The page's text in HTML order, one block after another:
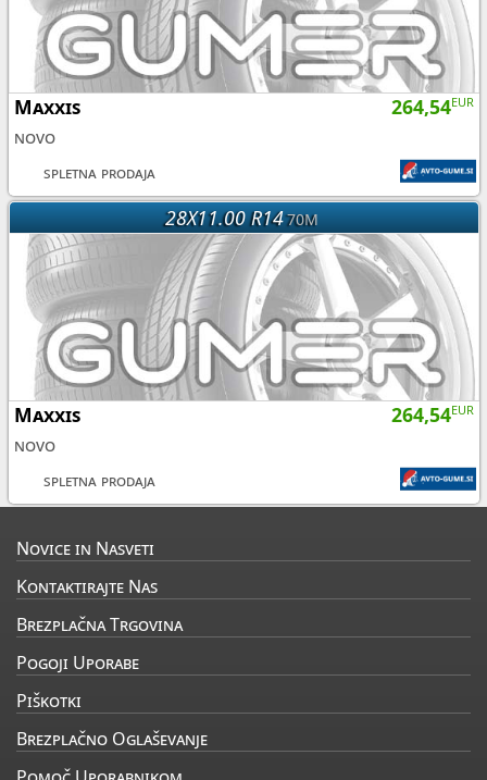
264,54EUR
Maxxis
novo
spletna prodaja
28X11.00 R1470M
264,54EUR
Maxxis
novo
spletna prodaja
Novice in Nasveti
Kontaktirajte Nas
Brezplačna Trgovina
Pogoji Uporabe
Piškotki
Brezplačno Oglaševanje